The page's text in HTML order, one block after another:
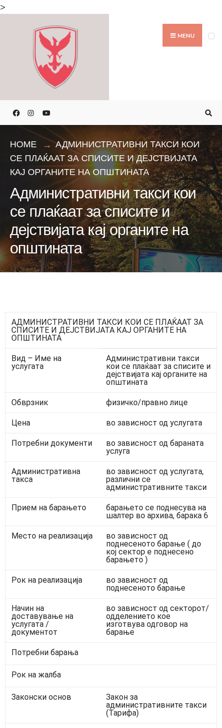
>
MENU
HOME
АДМИНИСТРАТИВНИ ТАКСИ КОИ
СЕ ПЛАЌААТ ЗА СПИСИТЕ И ДЕЈСТВИЈАТА
КАЈ ОРГАНИТЕ НА ОПШТИНАТА
Административни такси кои
се плаќаат за списите и
дејствијата кај органите на
општината
АДМИНИСТРАТИВНИ ТАКСИ КОИ СЕ ПЛАЌААТ ЗА
СПИСИТЕ И ДЕЈСТВИЈАТА КАЈ ОРГАНИТЕ НА
ОПШТИНАТА
Вид – Име на
услугата
Административни такси
кои се плаќаат за списите и
дејствијата кај органите на
општината
Обврзник физичко/правно лице
Цена во зависност од услугата
Потребни документи
во зависност од бараната
услуга
Административна
такса
во зависност од услугата,
различни се
административните такси
Прием на барањето
барањето се поднесува на
шалтер во архива, барака 6
Место на реализација
во зависност од
поднесеното барање ( до
кој сектор е поднесено
барањето )
Рок на реализација
во зависност од
поднесеното барање
Начин на
доставување на
услугата /
документот
во зависност од секторот/
одделението кое
изготвува одговор на
барање
Потребни барања
Рок на жалба
Законски основ
Закон за
административните такси
(Тарифа)